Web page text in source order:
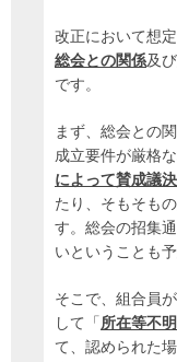
改正において想
総会との関係及び
です。
まず、総会との
成立要件が厳格な
によって賛成議
たり、そもそも
す。総会の招集
いということも
そこで、組合員
して「 所在等不
て、認められた場